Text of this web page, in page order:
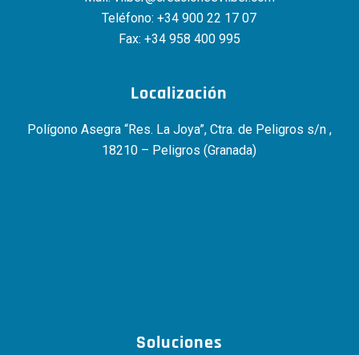
Teléfono:+34 900 22 17 07
Fax: +34 958 400 995
Localización
Polígono Asegra “Res. La Joya”, Ctra. de Peligros s/n ,
18210 – Peligros (Granada)
Soluciones